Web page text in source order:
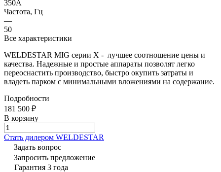
350А
Частота, Гц
—
50
Все характеристики
WELDESTAR MIG серии X - лучшее соотношение цены и
качества. Надежные и простые аппараты позволят легко
переоснастить производство, быстро окупить затраты и
владеть парком с минимальными вложениями на содержание.
Подробности
181 500 ₽
В корзину
Cтать дилером WELDESTAR
Задать вопрос
Запросить предложение
Гарантия 3 года